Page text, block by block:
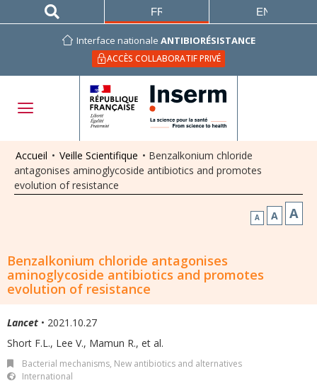
Interface nationale ANTIBIORÉSISTANCE
ACCÈS COLLABORATIF PRIVÉ
FRANÇAIS ENGLISH
Accueil • Veille Scientifique • Benzalkonium chloride
antagonises aminoglycoside antibiotics and promotes
evolution of resistance
A A A
Benzalkonium chloride antagonises
aminoglycoside antibiotics and promotes
evolution of resistance
Lancet • 2021.10.27
Short F.L., Lee V., Mamun R., et al.
Bacterial mechanisms, New antibiotics and alternatives
International